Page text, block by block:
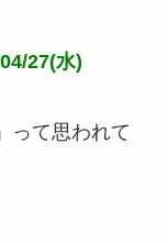
27(水)
って思われて